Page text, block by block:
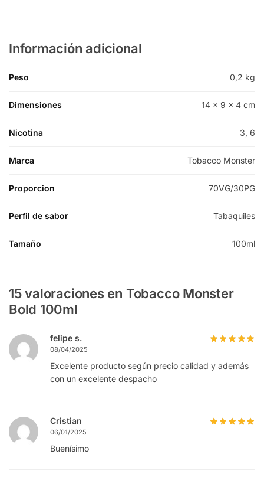
Información adicional
Peso 0,2 kg
Dimensiones 14 × 9 × 4 cm
Nicotina 3, 6
Marca Tobacco Monster
Proporcion 70VG/30PG
Perfil de sabor Tabaquiles
Tamaño 100ml
15 valoraciones en Tobacco Monster
Bold 100ml
felipe s.
08/04/2025
Excelente producto según precio calidad y además
con un excelente despacho
Cristian
06/01/2025
Buenísimo